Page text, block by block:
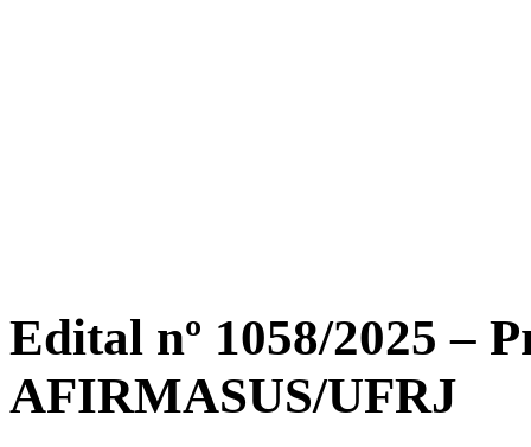
Edital nº 1058/2025 –
AFIRMASUS/UFRJ